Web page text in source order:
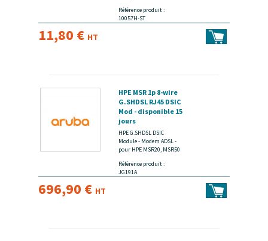
Référence produit :
10057H-ST
11,80 € HT
HPE MSR 1p 8-wire
G.SHDSL RJ45 DSIC
Mod - disponible 15
jours
HPE G.SHDSL DSIC
Module - Modem ADSL -
pour HPE MSR20, MSR50
Référence produit :
JG191A
696,90 € HT